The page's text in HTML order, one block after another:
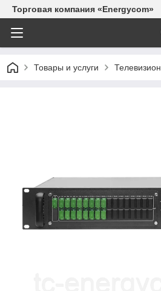
Торговая компания «Energycom»
Товары и услуги